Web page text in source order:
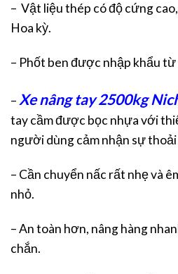
– Vật liệu thép có độ cứng
Hoa kỳ.
– Phốt ben được nhập khẩu
– Xe nâng tay 2500kg
tay cầm được bọc nhựa với
người dùng cảm nhận sự thoải
– Cần chuyển nấc rất nhẹ và
nhỏ.
– An toàn hơn, nâng hàng
chắn.